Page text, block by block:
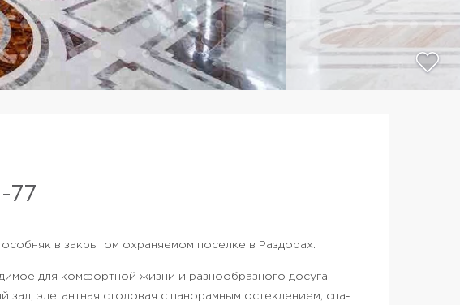
77
в закрытом охраняемом поселке в Раздорах.
для комфортной жизни и разнообразного досуга.
элегантная столовая с панорамным остеклением, спа-